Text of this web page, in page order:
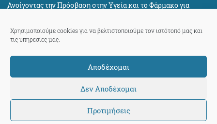
Χρησιμοποιούμε cookies για να βελτιστοποιούμε τον ιστότοπό μας και
τις υπηρεσίες μας.
Αποδέχομαι
Δεν Αποδέχομαι
Προτιμήσεις
Ανοίγοντας την Πρόσβαση στην Υγεία και το Φάρμακο για
Όλους
Support
ThePressProject
powered by our community members
© 2026 ThePressProject | Created by BitsnBytes & re-manufactured